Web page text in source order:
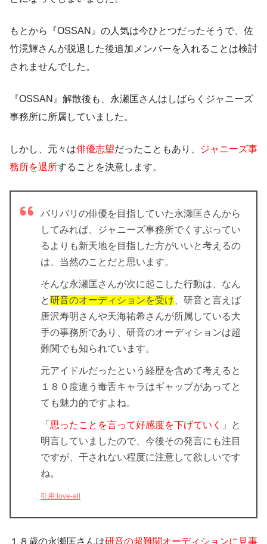
もとから『OSSAN』の人気は今ひとつだったそうで、佐
竹滉輝さんが脱退した後追加メンバーを入れることは検討
されませんでした。
『OSSAN』解散後も、永瀬匡さんはしばらくジャニーズ
事務所に所属していました。
しかし、元々は俳優志望だったこともあり、
ジャニーズ事
務所を退所することを決意します。
バリバリの俳優を目指していた永瀬匡さんから
してみれば、ジャニーズ事務所でくすぶってい
るよりも新天地を目指した方がいいと考えるの
は、当然のことだと思います。
そんな永瀬匡さんが次に起こした行動は、なん
と研音のオーディションを受け 、研音と言えば
唐沢寿明さんや天海祐希さんが所属している大
手の事務所であり、研音のオーディションは超
難関でも知られています。
元アイドルだったという経歴を含めて考えると
１８０度違う 毒舌キャラはギャップがあってと
ても魅力的ですよね。
「 思ったことを言って好感度を下げていく
」と
明言していましたので、今後その発言にも注目
ですが、干されない程度に注意して欲しいです
ね。
引用:love-all
１８歳の永瀬匡さんは研音の超難関オーディションに見事